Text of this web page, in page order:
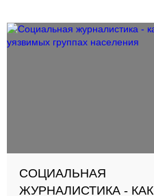
СОЦИАЛЬНАЯ
ЖУРНАЛИСТИКА - КАК